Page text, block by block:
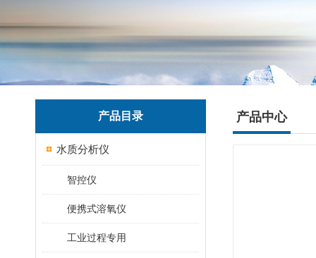
产品目录
水质分析仪
智控仪
便携式溶氧仪
工业过程专用
产品中心